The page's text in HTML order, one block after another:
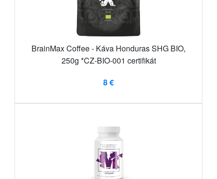
BrainMax Coffee - Káva Honduras SHG BIO,
250g *CZ-BIO-001 certifikát
8 €